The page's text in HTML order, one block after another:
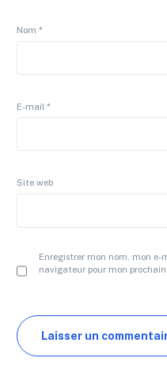
Nom*
E-mail*
Site web
Enregistrer mon nom, mon e-
navigateur pour mon